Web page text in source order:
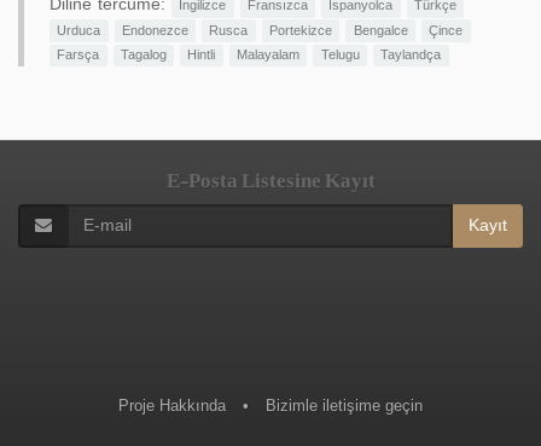
İngilizce Fransızca İspanyolca
Türkçe
Urduca
Endonezce Rusca Portekizce Bengalce
Çince
Farsça
Tagalog Hintli Malayalam Telugu Taylandça
E-Posta Listesine Kayıt
Kayıt
Proje Hakkında •
Bizimle iletişime geçin